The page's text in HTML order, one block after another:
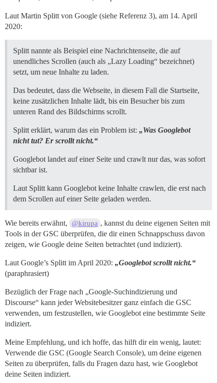
Laut Martin Splitt von Google (siehe Referenz 3), am 14. April
2020:
Splitt nannte als Beispiel eine Nachrichtenseite, die auf
unendliches Scrollen (auch als „Lazy Loading“ bezeichnet)
setzt, um neue Inhalte zu laden.
Das bedeutet, dass die Webseite, in diesem Fall die Startseite,
keine zusätzlichen Inhalte lädt, bis ein Besucher bis zum
unteren Rand des Bildschirms scrollt.
Splitt erklärt, warum das ein Problem ist: „Was Googlebot
nicht tut? Er scrollt nicht.“
Googlebot landet auf einer Seite und crawlt nur das, was sofort
sichtbar ist.
Laut Splitt kann Googlebot keine Inhalte crawlen, die erst nach
dem Scrollen auf einer Seite geladen werden.
Wie bereits erwähnt, @kirupa , kannst du deine eigenen Seiten mit
Tools in der GSC überprüfen, die dir einen Schnappschuss davon
zeigen, wie Google deine Seiten betrachtet (und indiziert).
Laut Google’s Splitt im April 2020: „Googlebot scrollt nicht.“
(paraphrasiert)
Bezüglich der Frage nach „Google-Suchindizierung und
Discourse“ kann jeder Websitebesitzer ganz einfach die GSC
verwenden, um festzustellen, wie Googlebot eine bestimmte Seite
indiziert.
Meine Empfehlung, und ich hoffe, das hilft dir ein wenig, lautet:
Verwende die GSC (Google Search Console), um deine eigenen
Seiten zu überprüfen, falls du Fragen dazu hast, wie Googlebot
deine Seiten indiziert.